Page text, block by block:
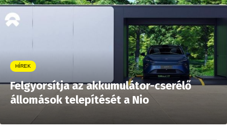
HÍREK
Felgyorsítja az akkumulátor-cserélő
állomások telepítését a Nio